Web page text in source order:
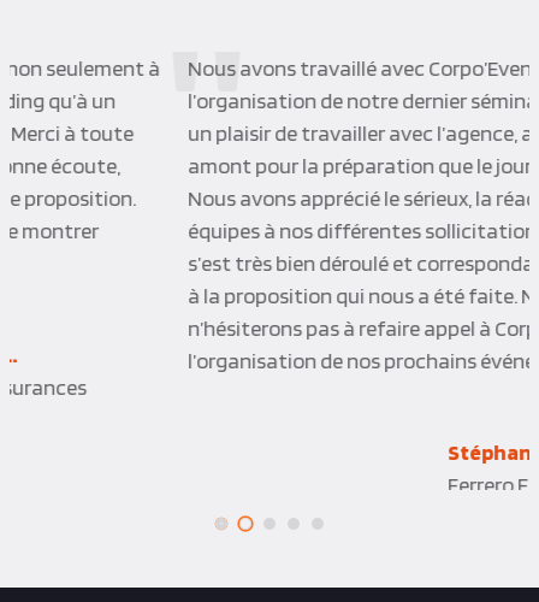
Nous avons travaillé avec Corpo’Events pour
l’organisation de notre dernier séminaire, cela a été
un plaisir de travailler avec l’agence, aussi bien en
amont pour la préparation que le jour du séminaire.
Nous avons apprécié le sérieux, la réactivité des
équipes à nos différentes sollicitations. Le séminaire
s’est très bien déroulé et correspondait exactement
à la proposition qui nous a été faite. Nous
n’hésiterons pas à refaire appel à Corpo’Events pour
l’organisation de nos prochains événements.